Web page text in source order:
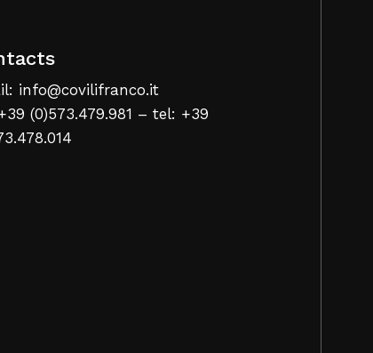
info@covilifranco.it
(0)573.479.981 – tel: +39